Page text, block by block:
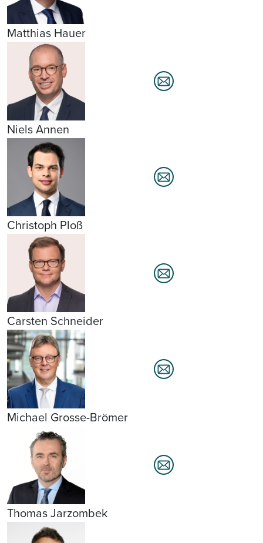
Matthias Hauer
Niels Annen
Christoph Ploß
Carsten Schneider
Michael Grosse-Brömer
Thomas Jarzombek